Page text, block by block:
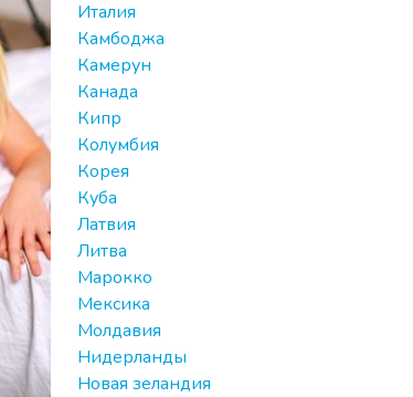
Италия
Камбоджа
Камерун
Канада
Кипр
Колумбия
Корея
Куба
Латвия
Литва
Марокко
Мексика
Молдавия
Нидерланды
Новая зеландия